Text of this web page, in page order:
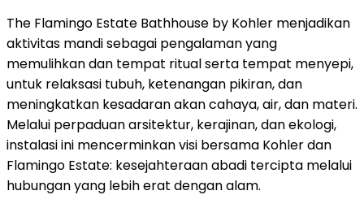
The Flamingo Estate Bathhouse by Kohler menjadikan
aktivitas mandi sebagai pengalaman yang
memulihkan dan tempat ritual serta tempat menyepi,
untuk relaksasi tubuh, ketenangan pikiran, dan
meningkatkan kesadaran akan cahaya, air, dan materi.
Melalui perpaduan arsitektur, kerajinan, dan ekologi,
instalasi ini mencerminkan visi bersama Kohler dan
Flamingo Estate: kesejahteraan abadi tercipta melalui
hubungan yang lebih erat dengan alam.